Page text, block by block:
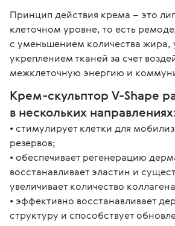
Принцип действия крема – это
клеточном уровне, то есть
с уменьшением количества жира,
укреплением тканей за счет
межклеточную энергию и
Крем-скульптор V-Shape
в нескольких
• стимулирует клетки для
резервов;
• обеспечивает регенерацию
восстанавливает эластин и
увеличивает количество
• эффективно восстанавливает
структуру и способствует